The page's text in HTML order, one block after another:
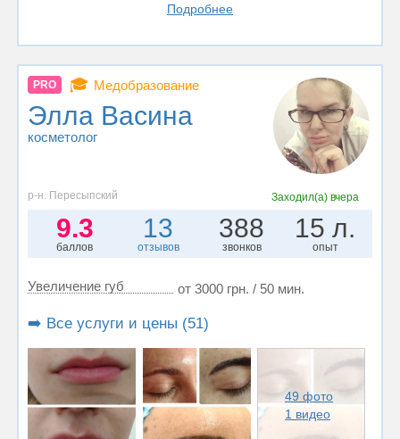
Подробнее
PRO 🎓 Медобразование
Элла Васина
косметолог
р-н. Пересыпский Заходил(а) вчера
9.3
баллов
13
отзывов
388
звонков
15 л.
опыт
Увеличение губ от 3000 грн. / 50 мин.
➡️ Все услуги и цены (51)
49 фото
1 видео